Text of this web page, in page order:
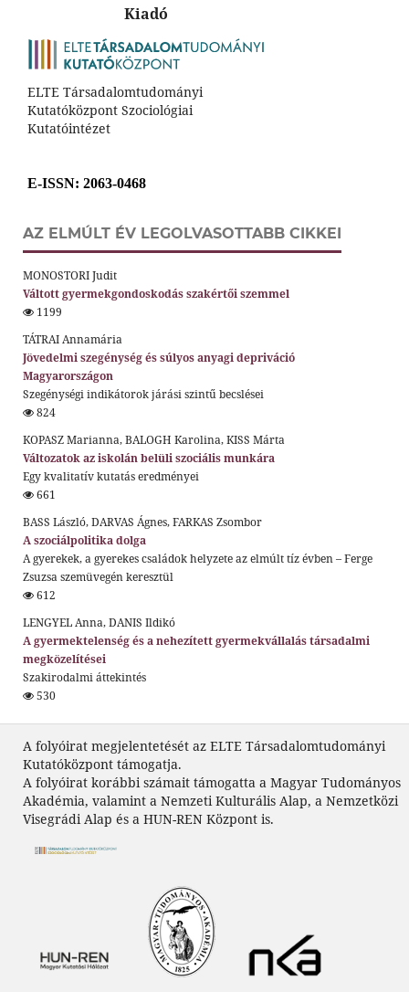
Kiadó
ELTE Társadalomtudományi
Kutatóközpont Szociológiai
Kutatóintézet
E-ISSN: 2063-0468
AZ ELMÚLT ÉV LEGOLVASOTTABB CIKKEI
MONOSTORI Judit
Váltott gyermekgondoskodás szakértői szemmel
1199
TÁTRAI Annamária
Jövedelmi szegénység és súlyos anyagi depriváció
Magyarországon
Szegénységi indikátorok járási szintű becslései
824
KOPASZ Marianna, BALOGH Karolina, KISS Márta
Változatok az iskolán belüli szociális munkára
Egy kvalitatív kutatás eredményei
661
BASS László, DARVAS Ágnes, FARKAS Zsombor
A szociálpolitika dolga
A gyerekek, a gyerekes családok helyzete az elmúlt tíz évben – Ferge
Zsuzsa szemüvegén keresztül
612
LENGYEL Anna, DANIS Ildikó
A gyermektelenség és a nehezített gyermekvállalás társadalmi
megközelítései
Szakirodalmi áttekintés
530
A folyóirat megjelentetését az ELTE Társadalomtudományi
Kutatóközpont támogatja.
A folyóirat korábbi számait támogatta a Magyar Tudományos
Akadémia, valamint a Nemzeti Kulturális Alap, a Nemzetközi
Visegrádi Alap és a HUN-REN Központ is.